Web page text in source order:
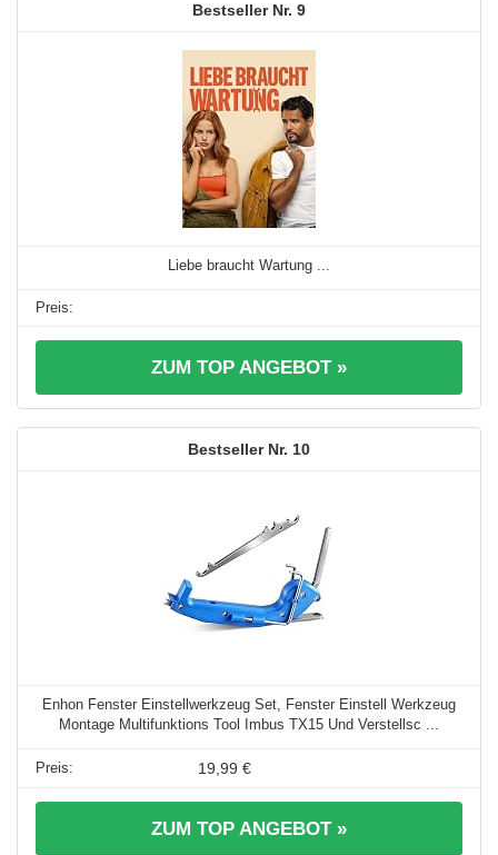
9
Liebe braucht Wartung ...
ZUM TOP ANGEBOT »
10
Enhon Fenster Einstellwerkzeug Set, Fenster Einstell Werkzeug
Montage Multifunktions Tool Imbus TX15 Und Verstellsc ...
19,99 €
ZUM TOP ANGEBOT »